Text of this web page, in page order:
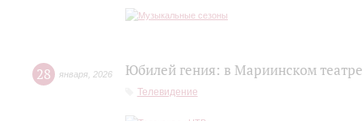
28 января 2026 Юбилей гения: в Мариинском
Телевидение